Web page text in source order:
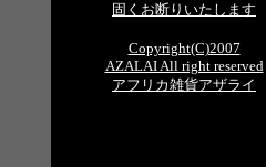
固くお断りいたします
Copyright(C)2007
AZALAI All right reserved
アフリカ雑貨アザライ